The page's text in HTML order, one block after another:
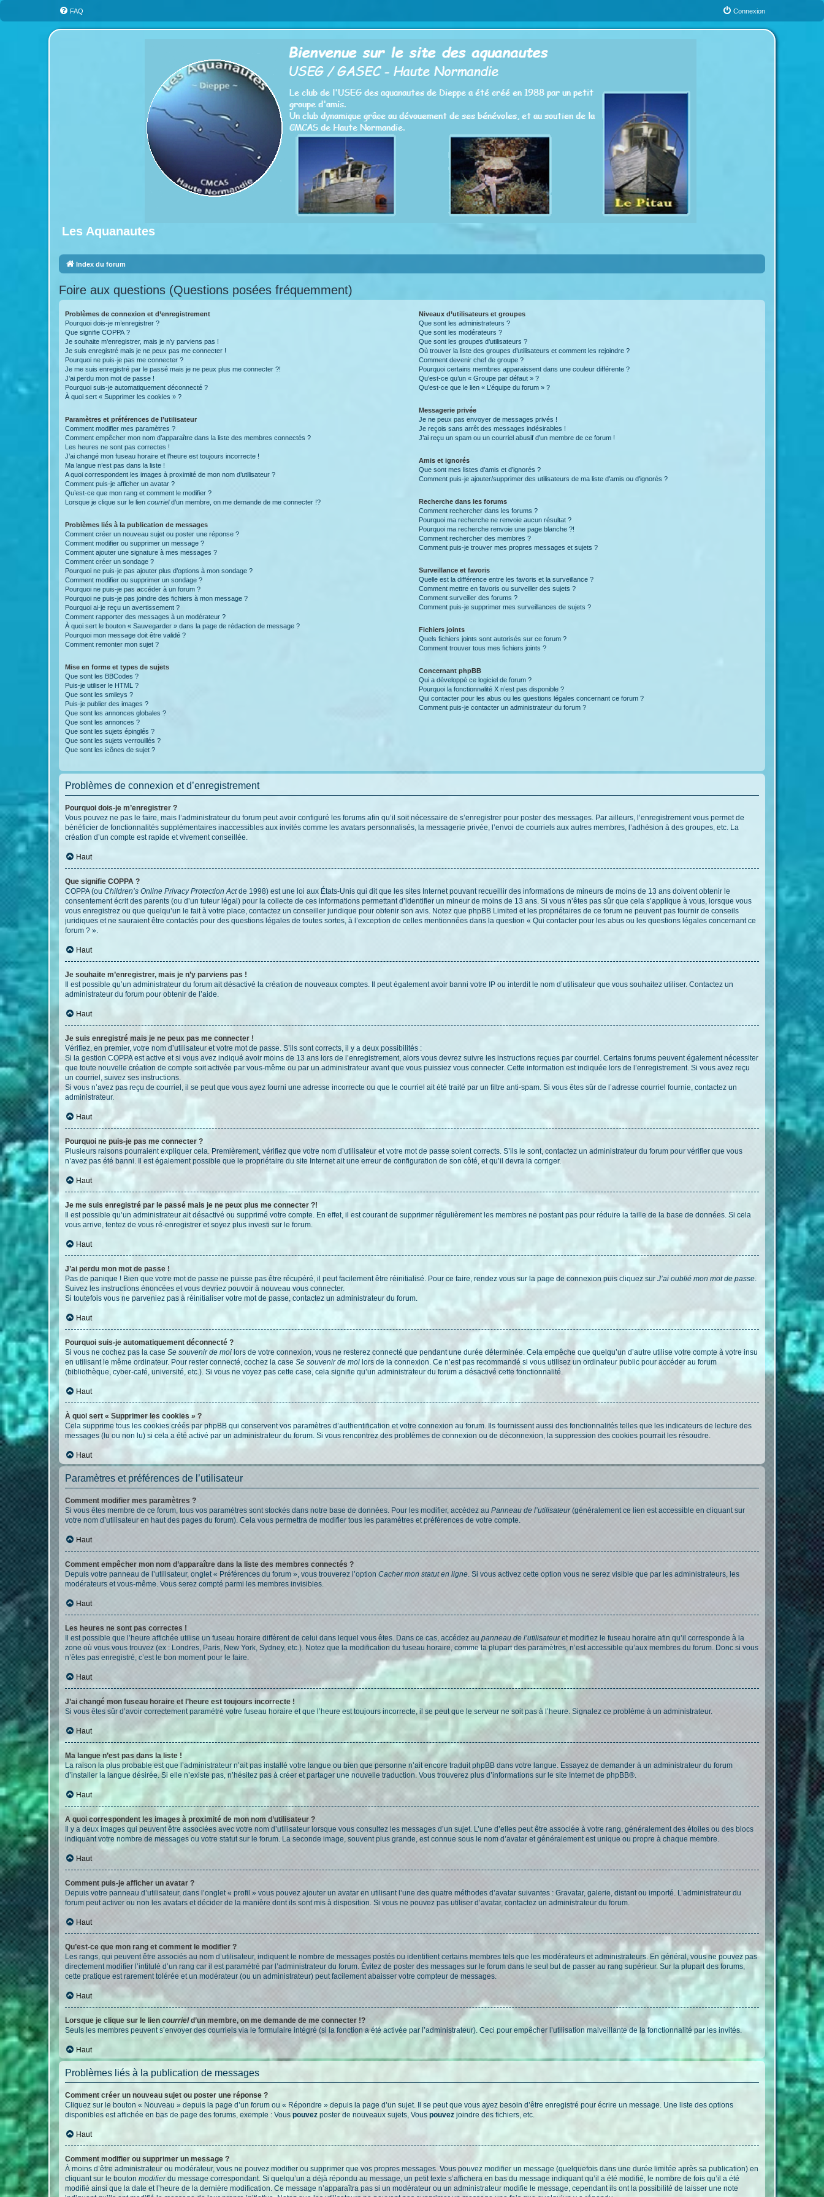
FAQ Connexion
Les Aquanautes
Index du forum
Foire aux questions (Questions posées fréquemment)
Problèmes de connexion et d’enregistrement
Pourquoi dois-je m’enregistrer ?
Que signifie COPPA ?
Je souhaite m’enregistrer, mais je n’y parviens pas !
Je suis enregistré mais je ne peux pas me connecter !
Pourquoi ne puis-je pas me connecter ?
Je me suis enregistré par le passé mais je ne peux plus me connecter ?!
J’ai perdu mon mot de passe !
Pourquoi suis-je automatiquement déconnecté ?
À quoi sert « Supprimer les cookies » ?
Paramètres et préférences de l’utilisateur
Comment modifier mes paramètres ?
Comment empêcher mon nom d’apparaître dans la liste des membres connectés ?
Les heures ne sont pas correctes !
J’ai changé mon fuseau horaire et l’heure est toujours incorrecte !
Ma langue n’est pas dans la liste !
A quoi correspondent les images à proximité de mon nom d’utilisateur ?
Comment puis-je afficher un avatar ?
Qu’est-ce que mon rang et comment le modifier ?
Lorsque je clique sur le lien courrield’un membre, on me demande de me connecter !?
Problèmes liés à la publication de messages
Comment créer un nouveau sujet ou poster une réponse ?
Comment modifier ou supprimer un message ?
Comment ajouter une signature à mes messages ?
Comment créer un sondage ?
Pourquoi ne puis-je pas ajouter plus d’options à mon sondage ?
Comment modifier ou supprimer un sondage ?
Pourquoi ne puis-je pas accéder à un forum ?
Pourquoi ne puis-je pas joindre des fichiers à mon message ?
Pourquoi ai-je reçu un avertissement ?
Comment rapporter des messages à un modérateur ?
À quoi sert le bouton « Sauvegarder » dans la page de rédaction de message ?
Pourquoi mon message doit être validé ?
Comment remonter mon sujet ?
Mise en forme et types de sujets
Que sont les BBCodes ?
Puis-je utiliser le HTML ?
Que sont les smileys ?
Puis-je publier des images ?
Que sont les annonces globales ?
Que sont les annonces ?
Que sont les sujets épinglés ?
Que sont les sujets verrouillés ?
Que sont les icônes de sujet ?
Niveaux d’utilisateurs et groupes
Que sont les administrateurs ?
Que sont les modérateurs ?
Que sont les groupes d’utilisateurs ?
Où trouver la liste des groupes d’utilisateurs et comment les rejoindre ?
Comment devenir chef de groupe ?
Pourquoi certains membres apparaissent dans une couleur différente ?
Qu’est-ce qu’un « Groupe par défaut » ?
Qu’est-ce que le lien « L’équipe du forum » ?
Messagerie privée
Je ne peux pas envoyer de messages privés !
Je reçois sans arrêt des messages indésirables !
J’ai reçu un spam ou un courriel abusif d’un membre de ce forum !
Amis et ignorés
Que sont mes listes d’amis et d’ignorés ?
Comment puis-je ajouter/supprimer des utilisateurs de ma liste d’amis ou d’ignorés ?
Recherche dans les forums
Comment rechercher dans les forums ?
Pourquoi ma recherche ne renvoie aucun résultat ?
Pourquoi ma recherche renvoie une page blanche ?!
Comment rechercher des membres ?
Comment puis-je trouver mes propres messages et sujets ?
Surveillance et favoris
Quelle est la différence entre les favoris et la surveillance ?
Comment mettre en favoris ou surveiller des sujets ?
Comment surveiller des forums ?
Comment puis-je supprimer mes surveillances de sujets ?
Fichiers joints
Quels fichiers joints sont autorisés sur ce forum ?
Comment trouver tous mes fichiers joints ?
Concernant phpBB
Qui a développé ce logiciel de forum ?
Pourquoi la fonctionnalité X n’est pas disponible ?
Qui contacter pour les abus ou les questions légales concernant ce forum ?
Comment puis-je contacter un administrateur du forum ?
Problèmes de connexion et d’enregistrement
Pourquoi dois-je m’enregistrer ?
Vous pouvez ne pas le faire, mais l’administrateur du forum peut avoir configuré les forums afin qu’il soit nécessaire de s’enregistrer pour poster des messages. Par ailleurs, l’enregistrement vous permet de
bénéficier de fonctionnalités supplémentaires inaccessibles aux invités comme les avatars personnalisés, la messagerie privée, l’envoi de courriels aux autres membres, l’adhésion à des groupes, etc. La
création d’un compte est rapide et vivement conseillée.
Haut
Que signifie COPPA ?
COPPA (ou Children’s Online Privacy Protection Actde 1998) est une loi aux États-Unis qui dit que les sites Internet pouvant recueillir des informations de mineurs de moins de 13 ans doivent obtenir le
consentement écrit des parents (ou d’un tuteur légal) pour la collecte de ces informations permettant d’identifier un mineur de moins de 13 ans. Si vous n’êtes pas sûr que cela s’applique à vous, lorsque vous
vous enregistrez ou que quelqu’un le fait à votre place, contactez un conseiller juridique pour obtenir son avis. Notez que phpBB Limited et les propriétaires de ce forum ne peuvent pas fournir de conseils
juridiques et ne sauraient être contactés pour des questions légales de toutes sortes, à l’exception de celles mentionnées dans la question « Qui contacter pour les abus ou les questions légales concernant ce
forum ? ».
Haut
Je souhaite m’enregistrer, mais je n’y parviens pas !
Il est possible qu’un administrateur du forum ait désactivé la création de nouveaux comptes. Il peut également avoir banni votre IP ou interdit le nom d’utilisateur que vous souhaitez utiliser. Contactez un
administrateur du forum pour obtenir de l’aide.
Haut
Je suis enregistré mais je ne peux pas me connecter !
Vérifiez, en premier, votre nom d’utilisateur et votre mot de passe. S’ils sont corrects, il y a deux possibilités :
Si la gestion COPPA est active et si vous avez indiqué avoir moins de 13 ans lors de l’enregistrement, alors vous devrez suivre les instructions reçues par courriel. Certains forums peuvent également nécessiter
que toute nouvelle création de compte soit activée par vous-même ou par un administrateur avant que vous puissiez vous connecter. Cette information est indiquée lors de l’enregistrement. Si vous avez reçu
un courriel, suivez ses instructions.
Si vous n’avez pas reçu de courriel, il se peut que vous ayez fourni une adresse incorrecte ou que le courriel ait été traité par un filtre anti-spam. Si vous êtes sûr de l’adresse courriel fournie, contactez un
administrateur.
Haut
Pourquoi ne puis-je pas me connecter ?
Plusieurs raisons pourraient expliquer cela. Premièrement, vérifiez que votre nom d’utilisateur et votre mot de passe soient corrects. S’ils le sont, contactez un administrateur du forum pour vérifier que vous
n’avez pas été banni. Il est également possible que le propriétaire du site Internet ait une erreur de configuration de son côté, et qu’il devra la corriger.
Haut
Je me suis enregistré par le passé mais je ne peux plus me connecter ?!
Il est possible qu’un administrateur ait désactivé ou supprimé votre compte. En effet, il est courant de supprimer régulièrement les membres ne postant pas pour réduire la taille de la base de données. Si cela
vous arrive, tentez de vous ré-enregistrer et soyez plus investi sur le forum.
Haut
J’ai perdu mon mot de passe !
Pas de panique ! Bien que votre mot de passe ne puisse pas être récupéré, il peut facilement être réinitialisé. Pour ce faire, rendez vous sur la page de connexion puis cliquez sur J’ai oublié mon mot de passe
Suivez les instructions énoncées et vous devriez pouvoir à nouveau vous connecter.
Si toutefois vous ne parveniez pas à réinitialiser votre mot de passe, contactez un administrateur du forum.
Haut
Pourquoi suis-je automatiquement déconnecté ?
Si vous ne cochez pas la case Se souvenir de moi lors de votre connexion, vous ne resterez connecté que pendant une durée déterminée. Cela empêche que quelqu’un d’autre utilise votre compte à votre insu
en utilisant le même ordinateur. Pour rester connecté, cochez la caseSe souvenir de moi lors de la connexion. Ce n’est pas recommandé si vous utilisez un ordinateur public pour accéder au forum
(bibliothèque, cyber-café, université, etc.). Si vous ne voyez pas cette case, cela signifie qu’un administrateur du forum a désactivé cette fonctionnalité.
Haut
À quoi sert « Supprimer les cookies » ?
Cela supprime tous les cookies créés par phpBB qui conservent vos paramètres d’authentification et votre connexion au forum. Ils fournissent aussi des fonctionnalités telles que les indicateurs de lecture des
messages (lu ou non lu) si cela a été activé par un administrateur du forum. Si vous rencontrez des problèmes de connexion ou de déconnexion, la suppression des cookies pourrait les résoudre.
Haut
Paramètres et préférences de l’utilisateur
Comment modifier mes paramètres ?
Si vous êtes membre de ce forum, tous vos paramètres sont stockés dans notre base de données. Pour les modifier, accédez au Panneau de l’utilisateur(généralement ce lien est accessible en cliquant sur
votre nom d’utilisateur en haut des pages du forum). Cela vous permettra de modifier tous les paramètres et préférences de votre compte.
Haut
Comment empêcher mon nom d’apparaître dans la liste des membres connectés ?
Depuis votre panneau de l’utilisateur, onglet « Préférences du forum », vous trouverez l’option Cacher mon statut en ligne . Si vous activez cette option vous ne serez visible que par les administrateurs, les
modérateurs et vous-même. Vous serez compté parmi les membres invisibles.
Haut
Les heures ne sont pas correctes !
Il est possible que l’heure affichée utilise un fuseau horaire différent de celui dans lequel vous êtes. Dans ce cas, accédez au panneau de l’utilisateuret modifiez le fuseau horaire afin qu’il corresponde à la
zone où vous vous trouvez (ex : Londres, Paris, New York, Sydney, etc.). Notez que la modification du fuseau horaire, comme la plupart des paramètres, n’est accessible qu’aux membres du forum. Donc si vous
n’êtes pas enregistré, c’est le bon moment pour le faire.
Haut
J’ai changé mon fuseau horaire et l’heure est toujours incorrecte !
Si vous êtes sûr d’avoir correctement paramétré votre fuseau horaire et que l’heure est toujours incorrecte, il se peut que le serveur ne soit pas à l’heure. Signalez ce problème à un administrateur.
Haut
Ma langue n’est pas dans la liste !
La raison la plus probable est que l’administrateur n’ait pas installé votre langue ou bien que personne n’ait encore traduit phpBB dans votre langue. Essayez de demander à un administrateur du forum
d’installer la langue désirée. Si elle n’existe pas, n’hésitez pas à créer et partager une nouvelle traduction. Vous trouverez plus d’informations sur le site Internet de phpBB®.
Haut
A quoi correspondent les images à proximité de mon nom d’utilisateur ?
Il y a deux images qui peuvent être associées avec votre nom d’utilisateur lorsque vous consultez les messages d’un sujet. L’une d’elles peut être associée à votre rang, généralement des étoiles ou des blocs
indiquant votre nombre de messages ou votre statut sur le forum. La seconde image, souvent plus grande, est connue sous le nom d’avatar et généralement est unique ou propre à chaque membre.
Haut
Comment puis-je afficher un avatar ?
Depuis votre panneau d’utilisateur, dans l’onglet « profil » vous pouvez ajouter un avatar en utilisant l’une des quatre méthodes d’avatar suivantes : Gravatar, galerie, distant ou importé. L’administrateur du
forum peut activer ou non les avatars et décider de la manière dont ils sont mis à disposition. Si vous ne pouvez pas utiliser d’avatar, contactez un administrateur du forum.
Haut
Qu’est-ce que mon rang et comment le modifier ?
Les rangs, qui peuvent être associés au nom d’utilisateur, indiquent le nombre de messages postés ou identifient certains membres tels que les modérateurs et administrateurs. En général, vous ne pouvez pas
directement modifier l’intitulé d’un rang car il est paramétré par l’administrateur du forum. Évitez de poster des messages sur le forum dans le seul but de passer au rang supérieur. Sur la plupart des forums,
cette pratique est rarement tolérée et un modérateur (ou un administrateur) peut facilement abaisser votre compteur de messages.
Haut
Lorsque je clique sur le lien courrield’un membre, on me demande de me connecter !?
Seuls les membres peuvent s’envoyer des courriels via le formulaire intégré (si la fonction a été activée par l’administrateur). Ceci pour empêcher l’utilisation malveillante de la fonctionnalité par les invités.
Haut
Problèmes liés à la publication de messages
Comment créer un nouveau sujet ou poster une réponse ?
Cliquez sur le bouton « Nouveau » depuis la page d’un forum ou « Répondre » depuis la page d’un sujet. Il se peut que vous ayez besoin d’être enregistré pour écrire un message. Une liste des options
disponibles est affichée en bas de page des forums, exemple : Vous pouvez poster de nouveaux sujets, Vous pouvez joindre des fichiers, etc.
Haut
Comment modifier ou supprimer un message ?
À moins d’être administrateur ou modérateur, vous ne pouvez modifier ou supprimer que vos propres messages. Vous pouvez modifier un message (quelquefois dans une durée limitée après sa publication) en
cliquant sur le bouton modifierdu message correspondant. Si quelqu’un a déjà répondu au message, un petit texte s’affichera en bas du message indiquant qu’il a été modifié, le nombre de fois qu’il a été
modifié ainsi que la date et l’heure de la dernière modification. Ce message n’apparaîtra pas si un modérateur ou un administrateur modifie le message, cependant ils ont la possibilité de laisser une note